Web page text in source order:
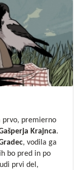
prvo, premierno
Krajnca.
, vodila ga
bo pred in po
prvi del,